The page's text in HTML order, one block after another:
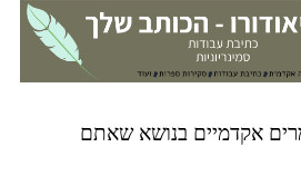
בנושא שאתם